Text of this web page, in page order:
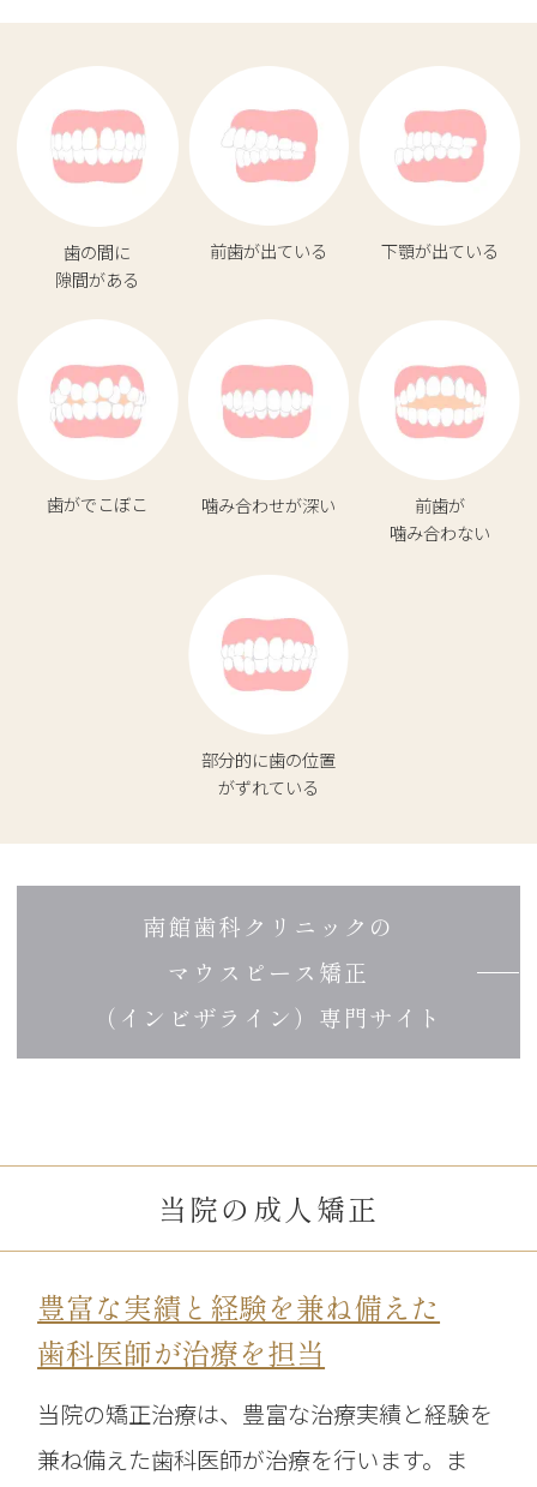
歯の間に
隙間がある
前歯が出ている 下顎が出ている
歯がでこぼこ 噛み合わせが深い
前歯が
噛み合わない
部分的に歯の位置
がずれている
南館歯科クリニックの
マウスピース矯正
（インビザライン）専門サイト
当院の成人矯正
豊富な実績と経験を兼ね備えた
歯科医師が治療を担当
当院の矯正治療は、豊富な治療実績と経験を
兼ね備えた歯科医師が治療を行います。ま